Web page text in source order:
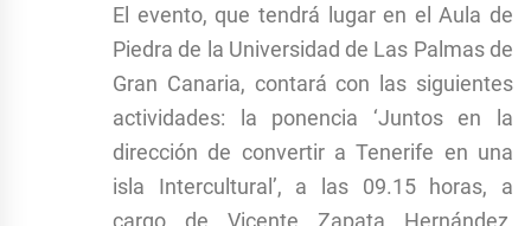
El evento, que tendrá lugar en el Aula de
Piedra de la Universidad de Las Palmas de
Gran Canaria, contará con las siguientes
actividades: la ponencia ‘Juntos en la
dirección de convertir a Tenerife en una
isla Intercultural’, a las 09.15 horas, a
cargo de Vicente Zapata Hernández,